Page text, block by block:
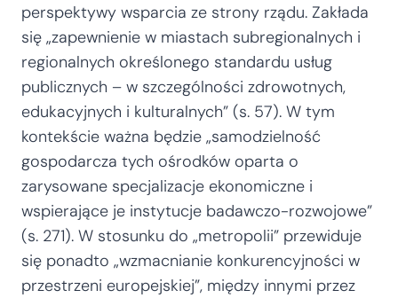
perspektywy wsparcia ze strony rządu. Zakłada
się „zapewnienie w miastach subregionalnych i
regionalnych określonego standardu usług
publicznych – w szczególności zdrowotnych,
edukacyjnych i kulturalnych” (s. 57). W tym
kontekście ważna będzie „samodzielność
gospodarcza tych ośrodków oparta o
zarysowane specjalizacje ekonomiczne i
wspierające je instytucje badawczo-rozwojowe”
(s. 271). W stosunku do „metropolii” przewiduje
się ponadto „wzmacnianie konkurencyjności w
przestrzeni europejskiej”, między innymi przez